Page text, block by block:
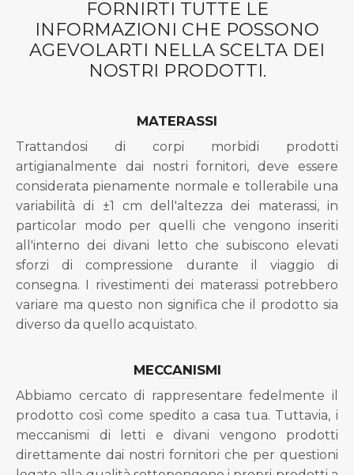
FORNIRTI TUTTE LE
INFORMAZIONI CHE POSSONO
AGEVOLARTI NELLA SCELTA DEI
NOSTRI PRODOTTI.
MATERASSI
Trattandosi di corpi morbidi prodotti
artigianalmente dai nostri fornitori, deve essere
considerata pienamente normale e tollerabile una
variabilità di ±1 cm dell'altezza dei materassi, in
particolar modo per quelli che vengono inseriti
all'interno dei divani letto che subiscono elevati
sforzi di compressione durante il viaggio di
consegna. I rivestimenti dei materassi potrebbero
variare ma questo non significa che il prodotto sia
diverso da quello acquistato.
MECCANISMI
Abbiamo cercato di rappresentare fedelmente il
prodotto così come spedito a casa tua. Tuttavia, i
meccanismi di letti e divani vengono prodotti
direttamente dai nostri fornitori che per questioni